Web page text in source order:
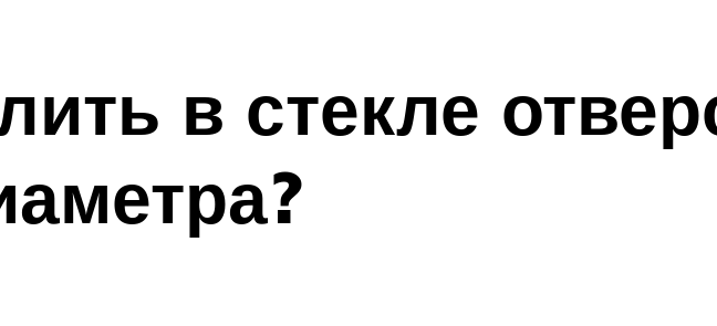
в стекле